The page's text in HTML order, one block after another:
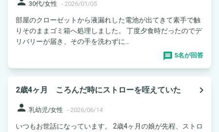
30代/女性 - 2026/01/05
部屋のクローゼットから液漏れした電池が出てきて素手で触
りそのままゴミ箱へ処理しました。 丁度夕食時だったのでデ
リバリーが届き、その手を洗わずに...
5名が回答
2歳4ヶ月 ころんだ時にストローを咥えていた
navigate_next
person 乳幼児/女性 - 2026/06/14
いつもお世話になっています。 2歳4ヶ月の娘が先程、ストロ